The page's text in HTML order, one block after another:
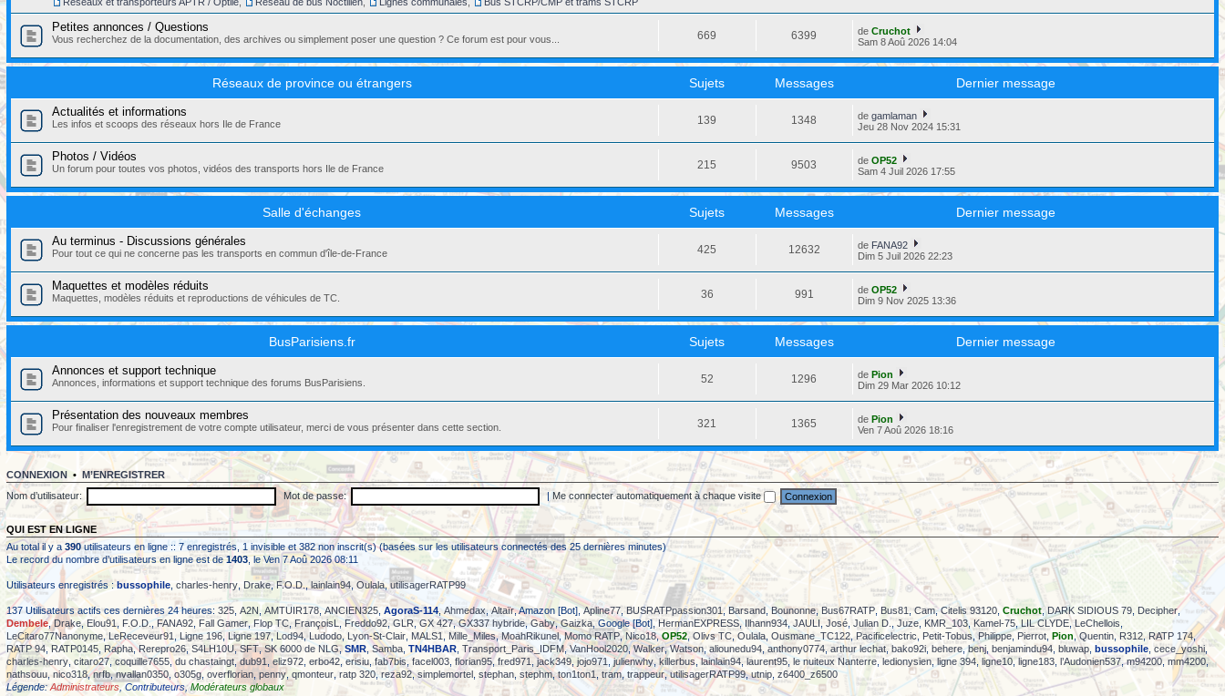
Petites annonces / Questions
Vous recherchez de la documentation, des archives ou simplement poser une question ? Ce forum est pour vous... 669 6399 deCruchot
Sam 8 Aoû 2026 14:04
Réseaux de province ou étrangers Sujets Messages Dernier message
Actualités et informations
Les infos et scoops des réseaux hors Ile de France 139 1348 degamlaman
Jeu 28 Nov 2024 15:31
Photos / Vidéos
Un forum pour toutes vos photos, vidéos des transports hors Ile de France 215 9503 deOP52
Sam 4 Juil 2026 17:55
Salle d'échanges Sujets Messages Dernier message
Au terminus - Discussions générales
Pour tout ce qui ne concerne pas les transports en commun d'île-de-France 425 12632 de FANA92
Dim 5 Juil 2026 22:23
Maquettes et modèles réduits
Maquettes, modèles réduits et reproductions de véhicules de TC. 36 991 deOP52
Dim 9 Nov 2025 13:36
BusParisiens.fr Sujets Messages Dernier message
Annonces et support technique
Annonces, informations et support technique des forums BusParisiens. 52 1296 dePion
Dim 29 Mar 2026 10:12
Présentation des nouveaux membres
Pour finaliser l'enregistrement de votre compte utilisateur, merci de vous présenter dans cette section. 321 1365 dePion
Ven 7 Aoû 2026 18:16
CONNEXION • M’ENREGISTRER
Nom d’utilisateur:
Mot de passe: |Me connecter automatiquement à chaque visite
QUI EST EN LIGNE
Au total il y a 390utilisateurs en ligne :: 7 enregistrés, 1 invisible et 382 non inscrit(s) (basées sur les utilisateurs connectés des 25 dernières minutes)
Le record du nombre d’utilisateurs en ligne est de1403, le Ven 7 Aoû 2026 08:11
Utilisateurs enregistrés : bussophile charles-henry Drake, F.O.D. ,lainlain94 Oulala,utilisagerRATP99
137 Utilisateurs actifs ces dernières 24 heures: 325 A2N AMTUIR178,ANCIEN325 AgoraS-114, Ahmedax,Altaïr, Amazon [Bot],Apline77,BUSRATPpassion301, Barsand,Bounonne, Bus67RATP Bus81 ,Cam,Citelis 93120 Cruchot,DARK SIDIOUS 79 Decipher,
Dembele,Drake,Elou91 F.O.D.,FANA92 Fall Gamer ,Flop TC,FrançoisL ,Freddo92,GLR,GX 427,GX337 hybride,Gaby,Gaizka , Google [Bot],HermanEXPRESS,Ilhann934, JAULI José Julian D. ,Juze, KMR_103, Kamel-75 LIL CLYDE,LeChellois
LeCitaro77Nanonyme ,LeReceveur91 Ligne 196, Ligne 197, Lod94 Ludodo, Lyon-St-Clair MALS1 , Mille_Miles,MoahRikunel,Momo RATP,Nico18,OP52 Olivs TC Oulala Ousmane_TC122 Pacificelectric Petit-Tobus, Philippe Pierrot Pion ,Quentin R312, RATP 174,
RATP 94,RATP0145 Rapha,Rerepro26, S4LH10U,SFT,SK 6000 de NLG, SMR ,Samba TN4HBAR Transport_Paris_IDFM,VanHool2020,Walker,Watson, aliounedu94 ,anthony0774 arthur lechat bako92i behere,benj benjamindu94 bluwap bussophile cece_yoshi
charles-henry citaro27 coquille7655 ,du chastaingt ,dub91 eliz972 erbo42,erisiu ,fab7bis, facel003 florian95, fred971 ,jack349 jojo971 ,julienwhy killerbus,lainlain94 laurent95 le nuiteux Nanterre,ledionysien ligne 394, ligne10,ligne183 l’Audonien537,m94200 mm4200
nathsouu nico318,nrfb,nvallan0350 o305g overflorian penny, qmonteur ratp 320,reza92,simplemortel stephan stephm,ton1ton1 tram, trappeur,utilisagerRATP99,utnip z6400_z6500
Légende: Administrateurs,Contributeurs,Modérateurs globaux